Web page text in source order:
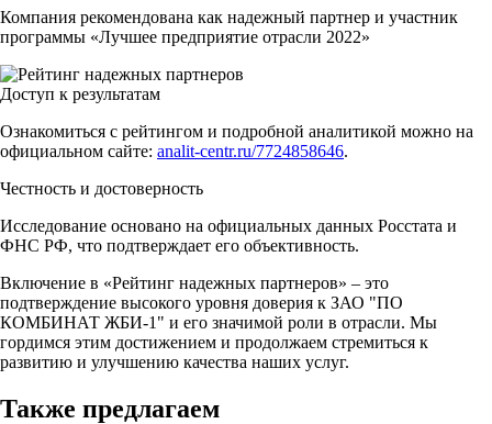
Компания рекомендована как надежный партнер и участник
программы «Лучшее предприятие отрасли 2022»
Доступ к результатам
Ознакомиться с рейтингом и подробной аналитикой можно на
официальном сайте: analit-centr.ru/7724858646.
Честность и достоверность
Исследование основано на официальных данных Росстата и
ФНС РФ, что подтверждает его объективность.
Включение в «Рейтинг надежных партнеров» – это
подтверждение высокого уровня доверия к ЗАО "ПО
КОМБИНАТ ЖБИ-1" и его значимой роли в отрасли. Мы
гордимся этим достижением и продолжаем стремиться к
развитию и улучшению качества наших услуг.
Также предлагаем